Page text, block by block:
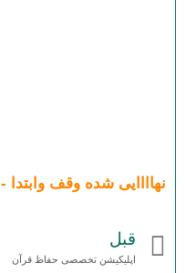
نهاااایی شده وقف وابتدا -۱۳۸۳۴۱ (۲)
قبل
اپلیکیشن تخصصی حفاظ قرآن